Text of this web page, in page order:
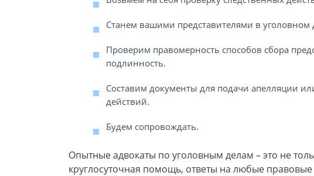
Станем вашими представителями в уголовном
Проверим правомерность способов сбора
подлинность.
Составим документы для подачи апелляции
действий.
Будем сопровождать.
Опытные адвокаты по уголовным делам – это не
круглосуточная помощь, ответы на любые